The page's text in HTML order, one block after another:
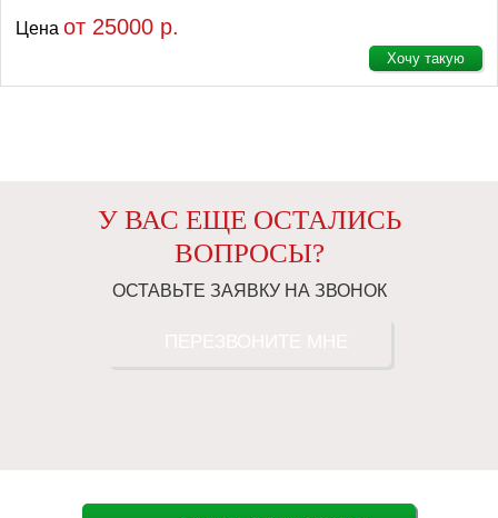
Цена от 25000 р.
Хочу такую
У ВАС ЕЩЕ ОСТАЛИСЬ
ВОПРОСЫ?
ОСТАВЬТЕ ЗАЯВКУ НА ЗВОНОК